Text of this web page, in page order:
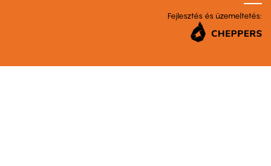
Fejlesztés és üzemeltetés: